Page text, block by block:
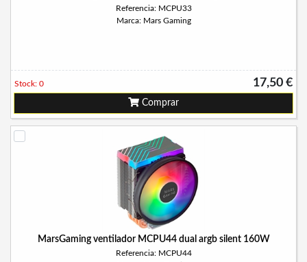
Referencia: MCPU33
Marca: Mars Gaming
17,50 €
Stock: 0
Comprar
MarsGaming ventilador MCPU44 dual argb silent 160W
Referencia: MCPU44